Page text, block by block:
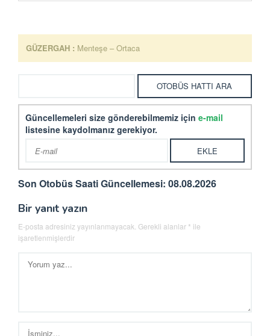
GÜZERGAH : Menteşe – Ortaca
Güncellemeleri size gönderebilmemiz için e-mail
listesine kaydolmanız gerekiyor.
Son Otobüs Saati Güncellemesi: 08.08.2026
Bir yanıt yazın
E-posta adresiniz yayınlanmayacak. Gerekli alanlar * ile
işaretlenmişlerdir